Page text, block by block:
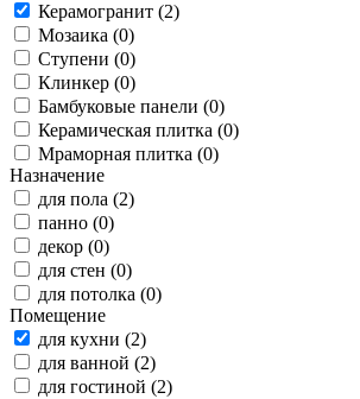
Керамогранит (2)
Мозаика (0)
Ступени (0)
Клинкер (0)
Бамбуковые панели (0)
Керамическая плитка (0)
Мраморная плитка (0)
Назначение
для пола (2)
панно (0)
декор (0)
для стен (0)
для потолка (0)
Помещение
для кухни (2)
для ванной (2)
для гостиной (2)